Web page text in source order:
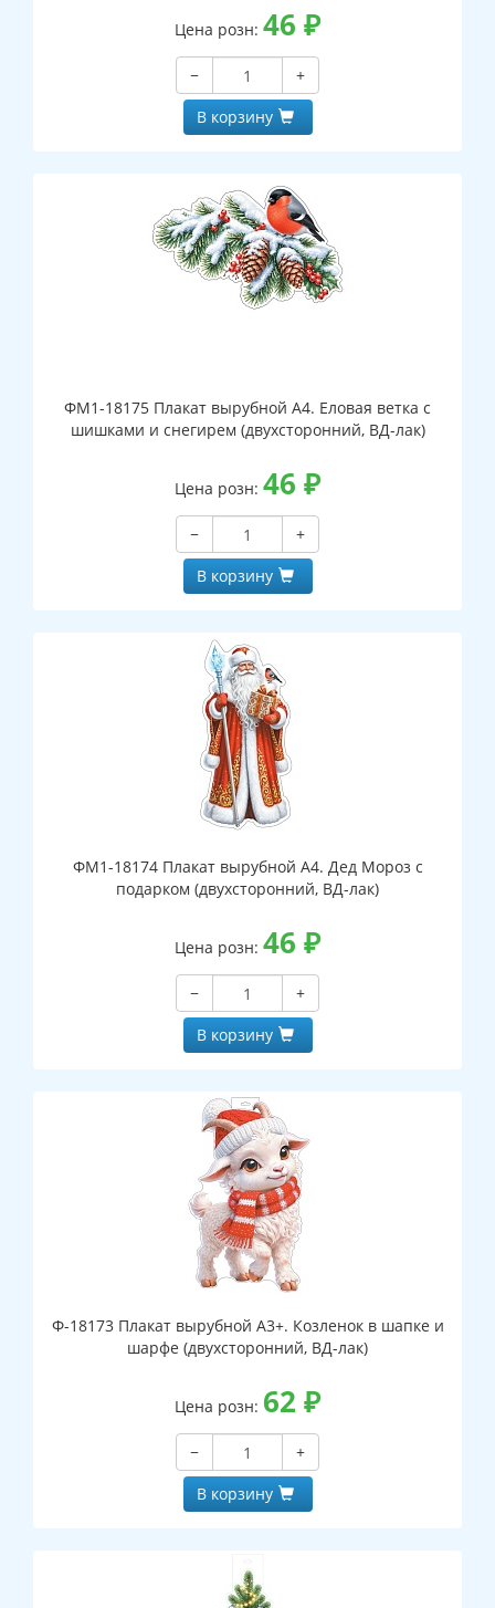
Цена розн: 46 ₽
−
+
В корзину
ФМ1-18175 Плакат вырубной А4. Еловая ветка с
шишками и снегирем (двухсторонний, ВД-лак)
Цена розн: 46 ₽
−
+
В корзину
ФМ1-18174 Плакат вырубной А4. Дед Мороз с
подарком (двухсторонний, ВД-лак)
Цена розн: 46 ₽
−
+
В корзину
Ф-18173 Плакат вырубной А3+. Козленок в шапке и
шарфе (двухсторонний, ВД-лак)
Цена розн: 62 ₽
−
+
В корзину